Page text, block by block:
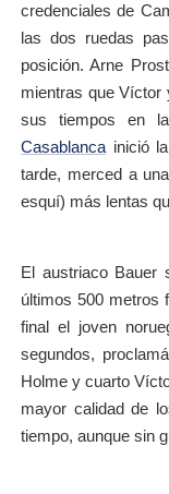
credenciales de
las dos ruedas
posición. Arne
mientras que Víctor
sus tiempos en
Casablanca inició
tarde, merced a
esquí) más lentas
El austriaco Bauer
últimos 500 metros
final el joven
segundos,
Holme y cuarto
mayor calidad de
tiempo, aunque sin